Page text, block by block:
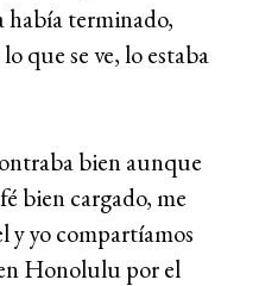
había terminado,
que se ve, lo estaba
bien aunque
bien cargado, me
y yo compartíamos
Honolulu por el